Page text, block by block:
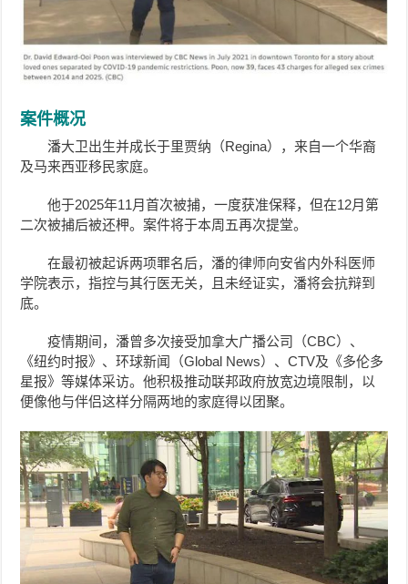
案件概况
潘大卫出生并成长于里贾纳（Regina），来自一个华裔
及马来西亚移民家庭。
他于2025年11月首次被捕，一度获准保释，但在12月第
二次被捕后被还柙。案件将于本周五再次提堂。
在最初被起诉两项罪名后，潘的律师向安省内外科医师
学院表示，指控与其行医无关，且未经证实，潘将会抗辩到
底。
疫情期间，潘曾多次接受加拿大广播公司（CBC）、
《纽约时报》、环球新闻（Global News）、CTV及《多伦多
星报》等媒体采访。他积极推动联邦政府放宽边境限制，以
便像他与伴侣这样分隔两地的家庭得以团聚。